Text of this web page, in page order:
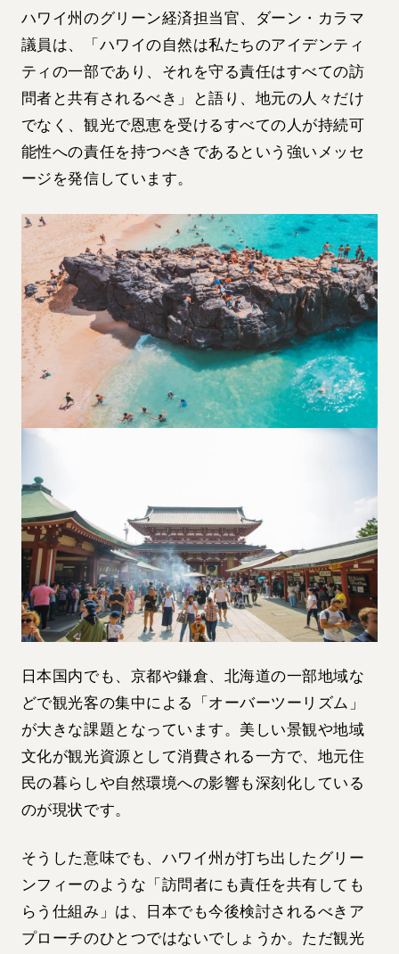
ハワイ州のグリーン経済担当官、ダーン・カラマ
議員は、「ハワイの自然は私たちのアイデンティ
ティの一部であり、それを守る責任はすべての訪
問者と共有されるべき」と語り、地元の人々だけ
でなく、観光で恩恵を受けるすべての人が持続可
能性への責任を持つべきであるという強いメッセ
ージを発信しています。
日本国内でも、京都や鎌倉、北海道の一部地域な
どで観光客の集中による「オーバーツーリズム」
が大きな課題となっています。美しい景観や地域
文化が観光資源として消費される一方で、地元住
民の暮らしや自然環境への影響も深刻化している
のが現状です。
そうした意味でも、ハワイ州が打ち出したグリー
ンフィーのような「訪問者にも責任を共有しても
らう仕組み」は、日本でも今後検討されるべきア
プローチのひとつではないでしょうか。ただ観光